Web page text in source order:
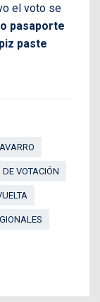
el voto se
pasaporte
paste
VOTACIÓN